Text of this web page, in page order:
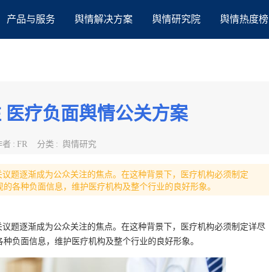
产品与服务 舆情解决方案 舆情研究院 舆情热度榜
医疗负面舆情公关方案
者 : FR 分类 : 舆情研究
题逐渐成为公众关注的焦点。在这种背景下，医疗机构必须制定
各种负面信息，维护医疗机构及整个行业的良好形象。
题逐渐成为公众关注的焦点。在这种背景下，医疗机构必须制定详尽
负面信息，维护医疗机构及整个行业的良好形象。